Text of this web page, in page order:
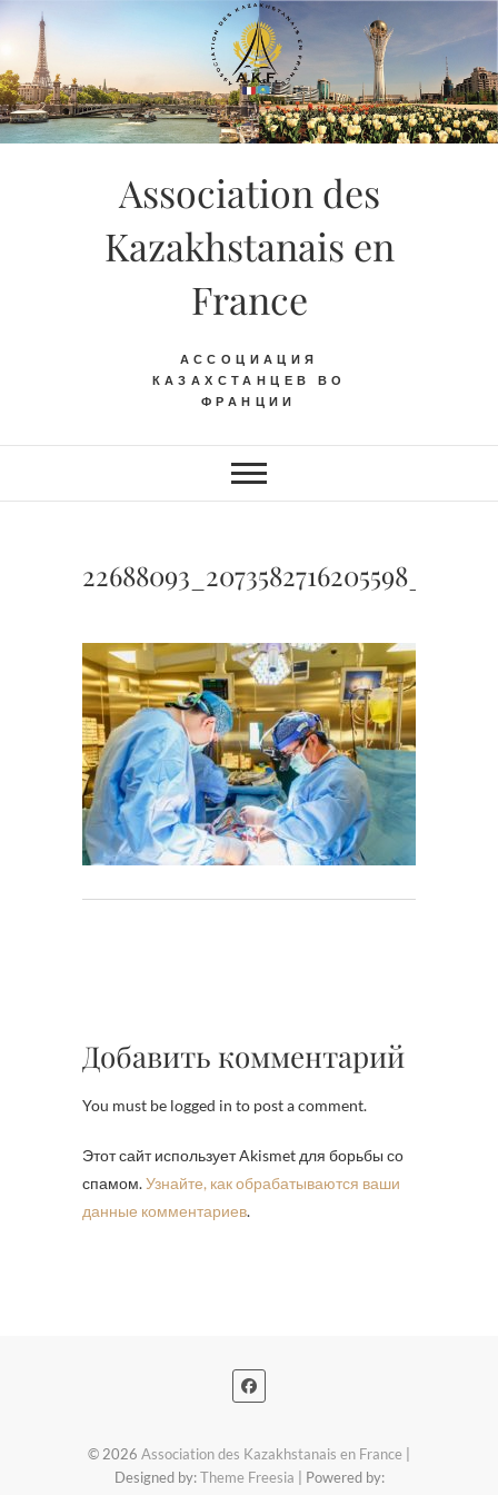
Skip
content
Association des
Kazakhstanais en
France
АССОЦИАЦИЯ
КАЗАХСТАНЦЕВ ВО
ФРАНЦИИ
Добавить комментарий
You must be logged in to post a comment.
Этот сайт использует Akismet для борьбы со
спамом.Узнайте, как обрабатываются ваши
данные комментариев.
© 2026 Association des Kazakhstanais en France
Designed by:Theme Freesia | Powered by: